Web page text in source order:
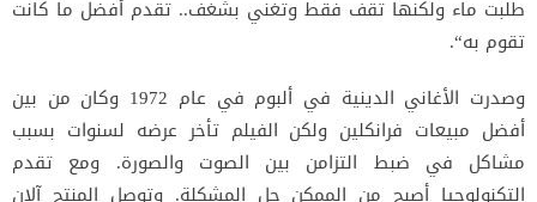
طلبت ماء ولكنها تقف فقط وتغني بشغف.. تقدم أفضل ما كانت
تقوم به“.
وصدرت الأغاني الدينية في ألبوم في عام 1972 وكان من بين
أفضل مبيعات فرانكلين ولكن الفيلم تأخر عرضه لسنوات بسبب
مشاكل في ضبط التزامن بين الصوت والصورة. ومع تقدم
التكنولوجيا أصبح من الممكن حل المشكلة. وتوصل المنتج آلان